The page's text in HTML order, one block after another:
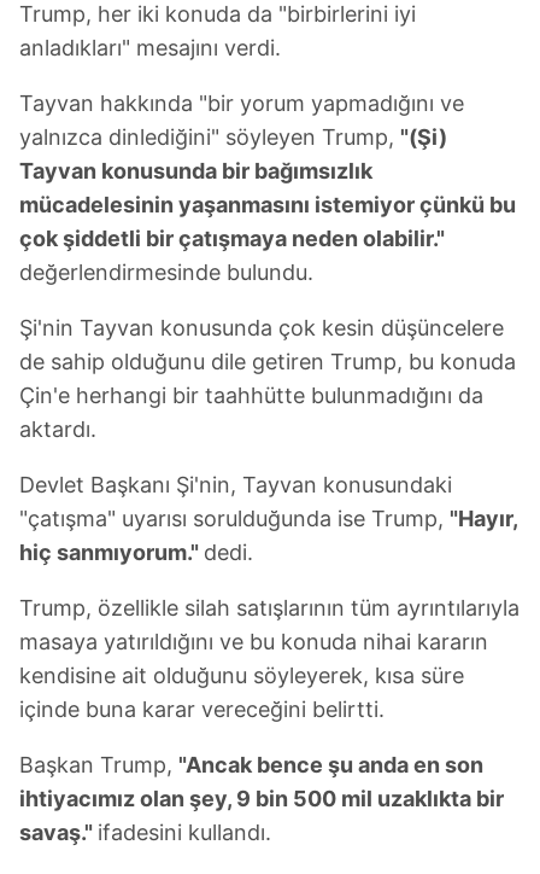
Trump, her iki konuda da "birbirlerini iyi
anladıkları" mesajını verdi.
Tayvan hakkında "bir yorum yapmadığını ve
yalnızca dinlediğini" söyleyen Trump, "(Şi)
Tayvan konusunda bir bağımsızlık
mücadelesinin yaşanmasını istemiyor çünkü bu
çok şiddetli bir çatışmaya neden olabilir."
değerlendirmesinde bulundu.
Şi'nin Tayvan konusunda çok kesin düşüncelere
de sahip olduğunu dile getiren Trump, bu konuda
Çin'e herhangi bir taahhütte bulunmadığını da
aktardı.
Devlet Başkanı Şi'nin, Tayvan konusundaki
"çatışma" uyarısı sorulduğunda ise Trump, "Hayır,
hiç sanmıyorum." dedi.
Trump, özellikle silah satışlarının tüm ayrıntılarıyla
masaya yatırıldığını ve bu konuda nihai kararın
kendisine ait olduğunu söyleyerek, kısa süre
içinde buna karar vereceğini belirtti.
Başkan Trump, "Ancak bence şu anda en son
ihtiyacımız olan şey, 9 bin 500 mil uzaklıkta bir
savaş." ifadesini kullandı.